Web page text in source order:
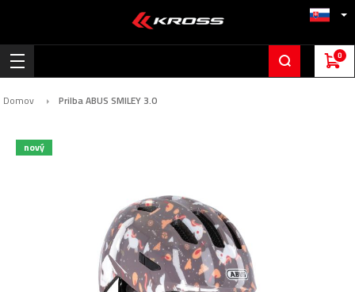
0
Domov Prilba ABUS SMILEY 3.0
Preskočiť
nový